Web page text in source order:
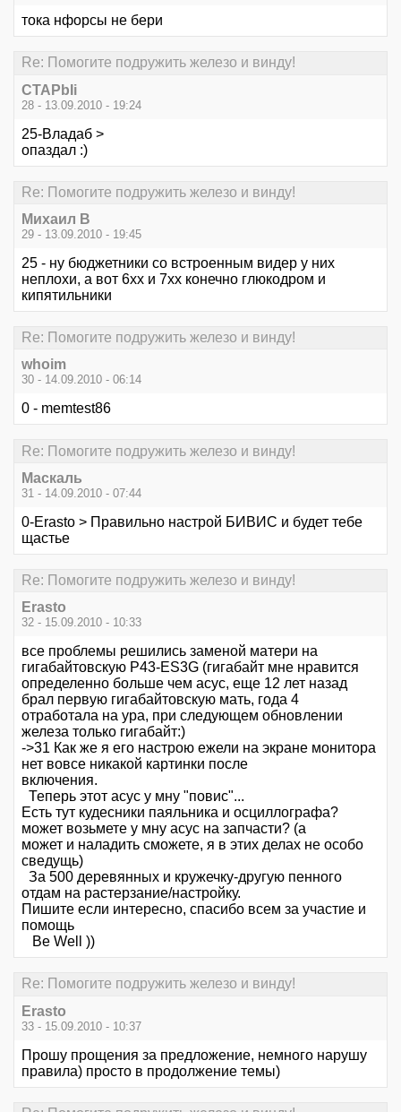
тока нфорсы не бери
Re: Помогите подружить железо и винду!
CTAPbIi
28 - 13.09.2010 - 19:24
25-Владаб >
опаздал :)
Re: Помогите подружить железо и винду!
Михаил В
29 - 13.09.2010 - 19:45
25 - ну бюджетники со встроенным видер у них
неплохи, а вот 6хх и 7хх конечно глюкодром и
кипятильники
Re: Помогите подружить железо и винду!
whoim
30 - 14.09.2010 - 06:14
0 - memtest86
Re: Помогите подружить железо и винду!
Маскаль
31 - 14.09.2010 - 07:44
0-Erasto > Правильно настрой БИВИС и будет тебе
щастье
Re: Помогите подружить железо и винду!
Erasto
32 - 15.09.2010 - 10:33
все проблемы решились заменой матери на
гигабайтовскую P43-ES3G (гигабайт мне нравится
определенно больше чем асус, еще 12 лет назад
брал первую гигабайтовскую мать, года 4
отработала на ура, при следующем обновлении
железа только гигабайт:)
->31 Как же я его настрою ежели на экране монитора
нет вовсе никакой картинки после
включения.
Теперь этот асус у мну "повис"...
Есть тут кудесники паяльника и осциллографа?
может возьмете у мну асус на запчасти? (а
может и наладить сможете, я в этих делах не особо
сведущь)
За 500 деревянных и кружечку-другую пенного
отдам на растерзание/настройку.
Пишите если интересно, спасибо всем за участие и
помощь
Be Well ))
Re: Помогите подружить железо и винду!
Erasto
33 - 15.09.2010 - 10:37
Прошу прощения за предложение, немного нарушу
правила) просто в продолжение темы)